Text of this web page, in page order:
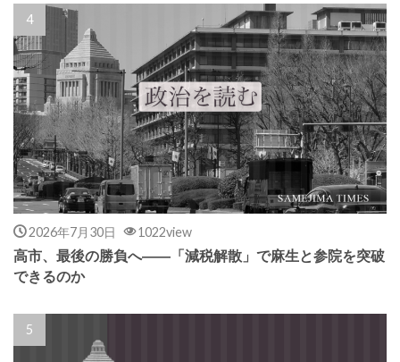
2026年7月30日 1022view
高市、最後の勝負へ――「減税解散」で麻生と参院を突破
できるのか